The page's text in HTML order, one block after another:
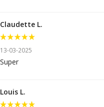
Claudette L.
13-03-2025
Super
Louis L.